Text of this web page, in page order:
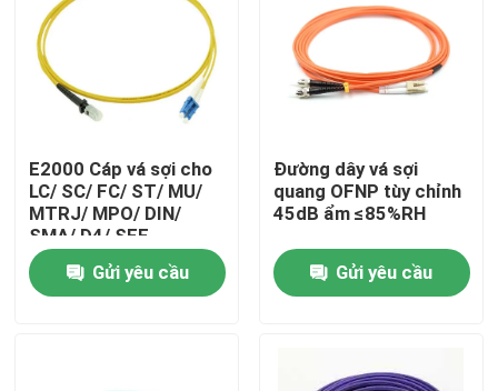
Sản phẩm
E2000 Cáp vá sợi cho
LC/ SC/ FC/ ST/ MU/
MTRJ/ MPO/ DIN/
SMA/ D4/ SFF
Gửi yêu cầu
Đường dây vá sợi
quang OFNP tùy chỉnh
45dB ẩm ≤85%RH
Gửi yêu cầu